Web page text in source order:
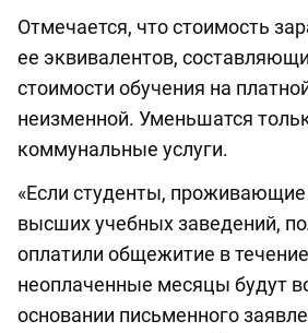
Отмечается, что стоимость
ее эквивалентов,
стоимости обучения на
неизменной. Уменьшатся
коммунальные услуги.
«Если студенты,
высших учебных заведений,
оплатили общежитие в
неоплаченные месяцы будут
основании письменного